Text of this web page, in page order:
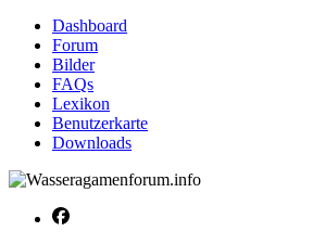
Dashboard
Forum
Bilder
FAQs
Lexikon
Benutzerkarte
Downloads